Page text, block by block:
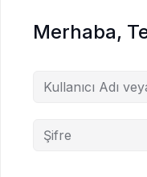
Merhaba,